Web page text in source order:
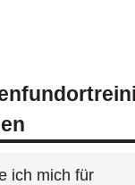
ich mich für